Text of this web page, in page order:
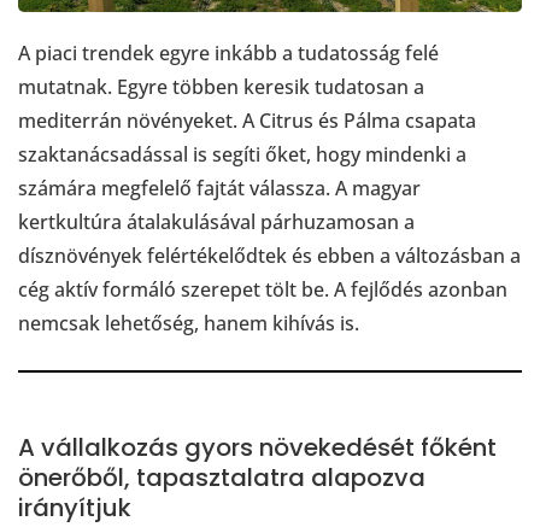
A piaci trendek egyre inkább a tudatosság felé
mutatnak. Egyre többen keresik tudatosan a
mediterrán növényeket. A Citrus és Pálma csapata
szaktanácsadással is segíti őket, hogy mindenki a
számára megfelelő fajtát válassza. A magyar
kertkultúra átalakulásával párhuzamosan a
dísznövények felértékelődtek és ebben a változásban a
cég aktív formáló szerepet tölt be. A fejlődés azonban
nemcsak lehetőség, hanem kihívás is.
A vállalkozás gyors növekedését főként
önerőből, tapasztalatra alapozva
irányítjuk